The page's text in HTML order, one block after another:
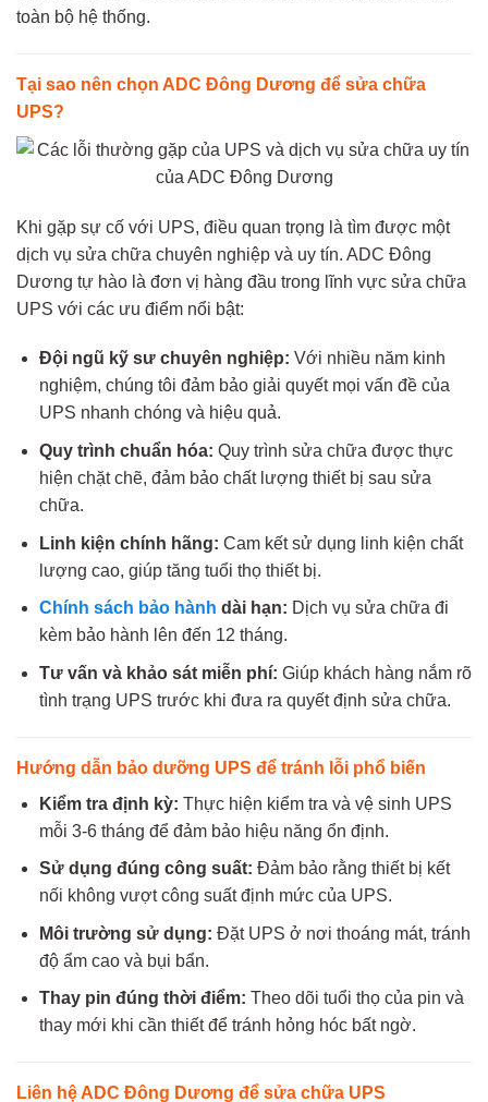
toàn bộ hệ thống.
Tại sao nên chọn ADC Đông Dương để sửa chữa
UPS?
Khi gặp sự cố với UPS, điều quan trọng là tìm được một
dịch vụ sửa chữa chuyên nghiệp và uy tín. ADC Đông
Dương tự hào là đơn vị hàng đầu trong lĩnh vực sửa chữa
UPS với các ưu điểm nổi bật:
Đội ngũ kỹ sư chuyên nghiệp: Với nhiều năm kinh
nghiệm, chúng tôi đảm bảo giải quyết mọi vấn đề của
UPS nhanh chóng và hiệu quả.
Quy trình chuẩn hóa: Quy trình sửa chữa được thực
hiện chặt chẽ, đảm bảo chất lượng thiết bị sau sửa
chữa.
Linh kiện chính hãng: Cam kết sử dụng linh kiện chất
lượng cao, giúp tăng tuổi thọ thiết bị.
Chính sách bảo hành dài hạn: Dịch vụ sửa chữa đi
kèm bảo hành lên đến 12 tháng.
Tư vấn và khảo sát miễn phí: Giúp khách hàng nắm rõ
tình trạng UPS trước khi đưa ra quyết định sửa chữa.
Hướng dẫn bảo dưỡng UPS để tránh lỗi phổ biến
Kiểm tra định kỳ: Thực hiện kiểm tra và vệ sinh UPS
mỗi 3-6 tháng để đảm bảo hiệu năng ổn định.
Sử dụng đúng công suất: Đảm bảo rằng thiết bị kết
nối không vượt công suất định mức của UPS.
Môi trường sử dụng: Đặt UPS ở nơi thoáng mát, tránh
độ ẩm cao và bụi bẩn.
Thay pin đúng thời điểm: Theo dõi tuổi thọ của pin và
thay mới khi cần thiết để tránh hỏng hóc bất ngờ.
Liên hệ ADC Đông Dương để sửa chữa UPS